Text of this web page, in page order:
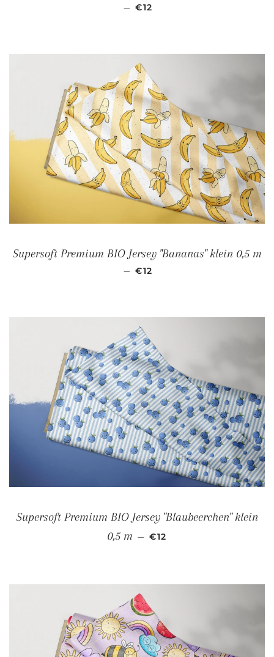
— NORMALER PREIS
€12
Supersoft Premium BIO Jersey "Bananas" klein 0,5 m
— NORMALER PREIS
€12
Supersoft Premium BIO Jersey "Blaubeerchen" klein
0,5 m — NORMALER PREIS
€12